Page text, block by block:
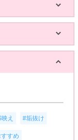
え #垢抜け
すめ